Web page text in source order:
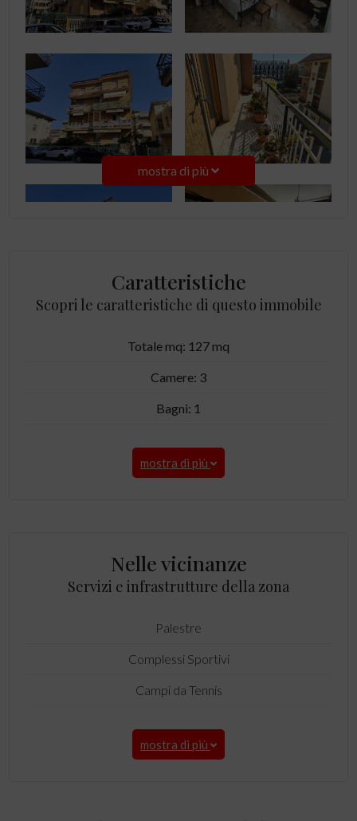
mostra di più
Caratteristiche
Scopri le caratteristiche di questo immobile
Totale mq: 127 mq
Camere: 3
Bagni: 1
mostra di più
Nelle vicinanze
Servizi e infrastrutture della zona
Palestre
Complessi Sportivi
Campi da Tennis
mostra di più